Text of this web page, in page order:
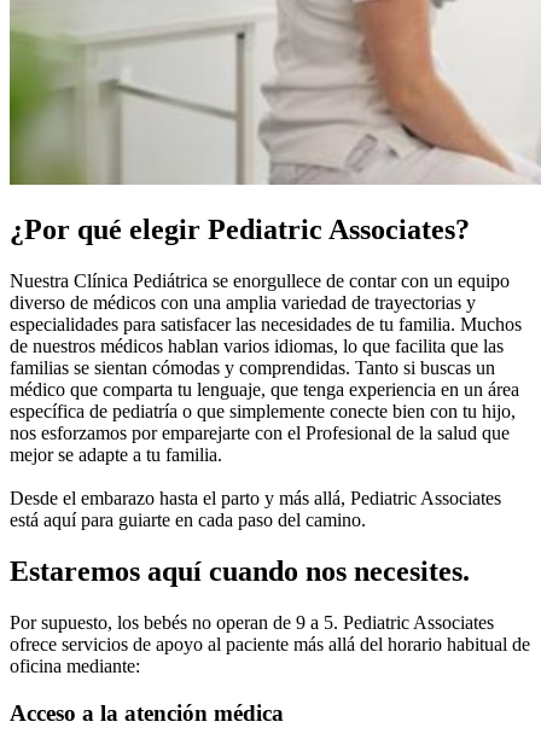
¿Por qué elegir Pediatric Associates?
Nuestra Clínica Pediátrica se enorgullece de contar con un equipo
diverso de médicos con una amplia variedad de trayectorias y
especialidades para satisfacer las necesidades de tu familia. Muchos
de nuestros médicos hablan varios idiomas, lo que facilita que las
familias se sientan cómodas y comprendidas. Tanto si buscas un
médico que comparta tu lenguaje, que tenga experiencia en un área
específica de pediatría o que simplemente conecte bien con tu hijo,
nos esforzamos por emparejarte con el Profesional de la salud que
mejor se adapte a tu familia.
Desde el embarazo hasta el parto y más allá, Pediatric Associates
está aquí para guiarte en cada paso del camino.
Estaremos aquí cuando nos necesites.
Por supuesto, los bebés no operan de 9 a 5. Pediatric Associates
ofrece servicios de apoyo al paciente más allá del horario habitual de
oficina mediante:
Acceso a la atención médica